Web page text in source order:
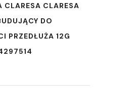
CLARESA CLARESA
DO
PRZEDŁUŻA 12G